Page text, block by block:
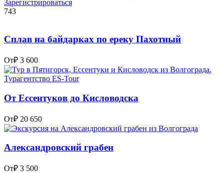
Зарегистрироваться
743
Сплав на байдарках по ереку Пахотный
От₽ 3 600
От Ессентуков до Кисловодска
От₽ 20 650
Александровский грабен
От₽ 3 500